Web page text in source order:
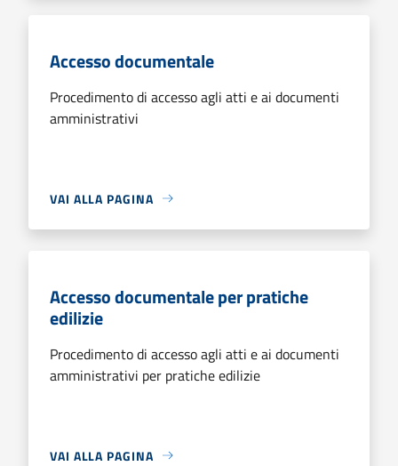
Accesso documentale
Procedimento di accesso agli atti e ai documenti
amministrativi
VAI ALLA PAGINA
Accesso documentale per pratiche
edilizie
Procedimento di accesso agli atti e ai documenti
amministrativi per pratiche edilizie
VAI ALLA PAGINA